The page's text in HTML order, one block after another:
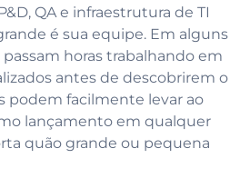
QA e infraestrutura de TI
é sua equipe. Em alguns
horas trabalhando em
antes de descobrirem o
podem facilmente levar ao
lançamento em qualquer
quão grande ou pequena